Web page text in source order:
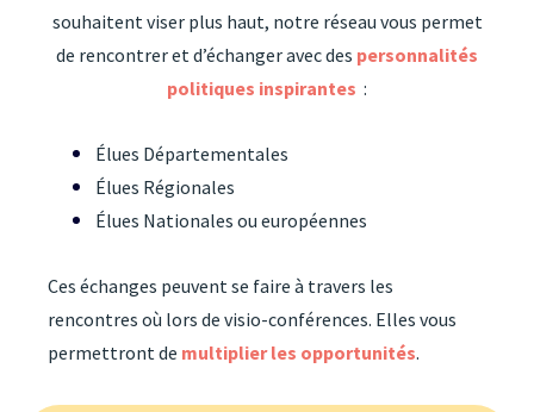
souhaitent viser plus haut, notre réseau vous permet
de rencontrer et d’échanger avec des personnalités
politiques inspirantes :
Élues Départementales
Élues Régionales
Élues Nationales ou européennes
Ces échanges peuvent se faire à travers les
rencontres où lors de visio-conférences. Elles vous
permettront de multiplier les opportunités.